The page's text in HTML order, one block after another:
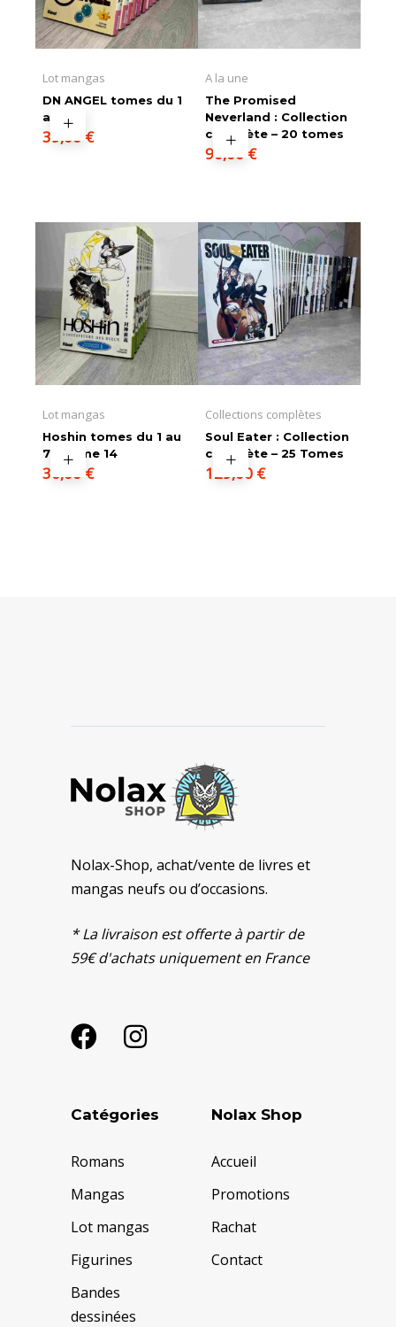
Lot mangas
DN ANGEL tomes du 1
au 11
39,00 €
A la une
The Promised
Neverland : Collection
complète – 20 tomes
90,00 €
Lot mangas
Hoshin tomes du 1 au
7 + tome 14
30,00 €
Collections complètes
Soul Eater : Collection
complète – 25 Tomes
129,00 €
Nolax-Shop, achat/vente de livres et
mangas neufs ou d’occasions.
* La livraison est offerte à partir de
59€ d'achats uniquement en France
Catégories
Romans
Mangas
Lot mangas
Figurines
Bandes
dessinées
Nolax Shop
Accueil
Promotions
Rachat
Contact